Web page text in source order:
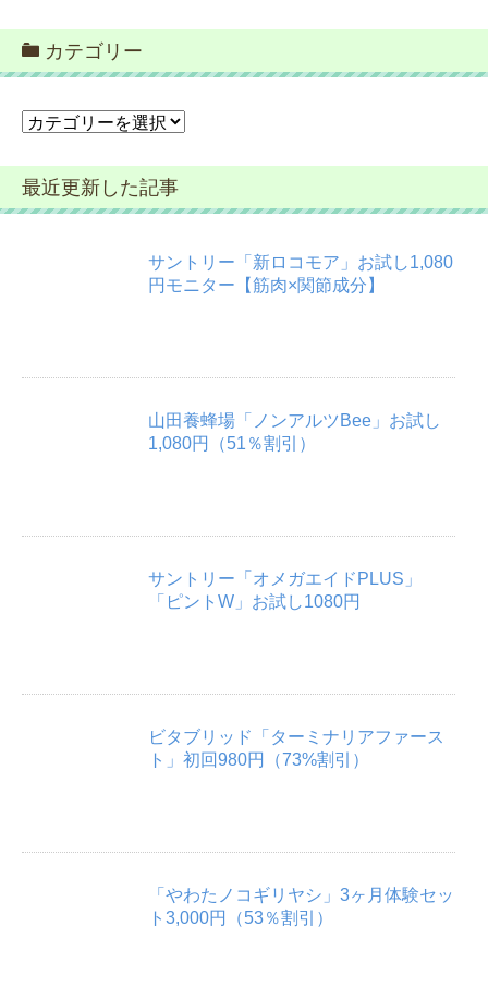
カテゴリー
カ
ゴ
リ
ー
最近更新した記事
サントリー「新ロコモア」お試し1,080
円モニター【筋肉×関節成分】
山田養蜂場「ノンアルツBee」お試し
1,080円（51％割引）
サントリー「オメガエイドPLUS」
「ピントW」お試し1080円
ビタブリッド「ターミナリアファース
ト」初回980円（73%割引）
「やわたノコギリヤシ」3ヶ月体験セッ
ト3,000円（53％割引）